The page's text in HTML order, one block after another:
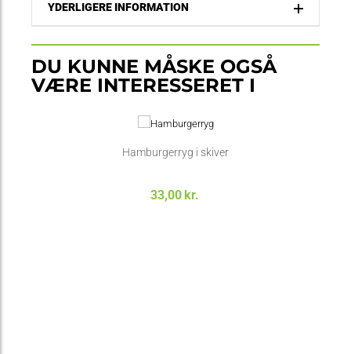
YDERLIGERE INFORMATION
DU KUNNE MÅSKE OGSÅ
VÆRE INTERESSERET I
Hamburgerryg i skiver
33,00kr.